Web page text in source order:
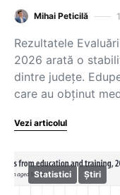
Mihai Peticilă
Rezultatele
2026 arată o
dintre județe.
care au obținut
Vezi articolul
Statistici Știri